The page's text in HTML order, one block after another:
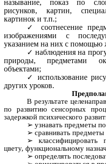
называние, показ по
рисунков, картин,
картинок и т.п.;
соотнесение
изображениями с
указанием на них с помощью
наблюдения на
природы, предметами
объектами;
использование
других уроков.
В результате
по развитию сенсорных
задержкой психического
узнавать предметы
сравнивать
цвету, функциональному
определять